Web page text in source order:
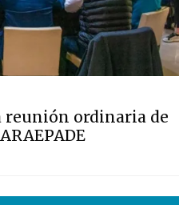
reunión ordinaria de